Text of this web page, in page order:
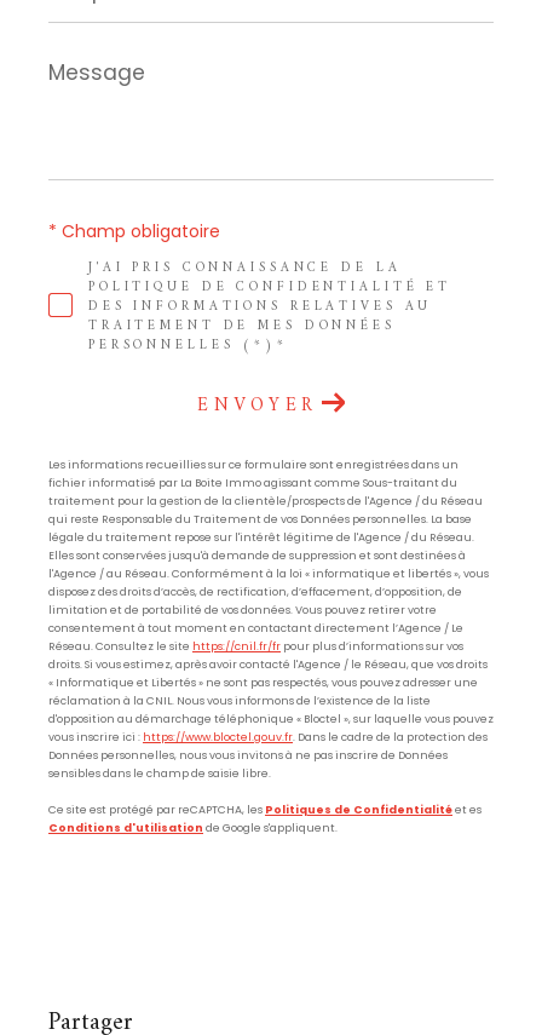
Message
*
J'AI PRIS CONNAISSANCE DE LA
POLITIQUE DE CONFIDENTIALITÉ ET
DES INFORMATIONS RELATIVES AU
TRAITEMENT DE MES DONNÉES
PERSONNELLES (*)*
* Champ obligatoire
ENVOYER
Les informations recueillies sur ce formulaire sont enregistrées dans un
fichier informatisé par La Boite Immo agissant comme Sous-traitant du
traitement pour la gestion de la clientèle/prospects de l'Agence / du Réseau
qui reste Responsable du Traitement de vos Données personnelles. La base
légale du traitement repose sur l'intérêt légitime de l'Agence / du Réseau.
Elles sont conservées jusqu'à demande de suppression et sont destinées à
l'Agence / au Réseau. Conformément à la loi « informatique et libertés », vous
disposez des droits d’accès, de rectification, d’effacement, d’opposition, de
limitation et de portabilité de vos données. Vous pouvez retirer votre
consentement à tout moment en contactant directement l’Agence / Le
Réseau. Consultez le site https://cnil.fr/fr pour plus d’informations sur vos
droits. Si vous estimez, après avoir contacté l'Agence / le Réseau, que vos droits
« Informatique et Libertés » ne sont pas respectés, vous pouvez adresser une
réclamation à la CNIL. Nous vous informons de l’existence de la liste
d'opposition au démarchage téléphonique « Bloctel », sur laquelle vous pouvez
vous inscrire ici : https://www.bloctel.gouv.fr. Dans le cadre de la protection des
Données personnelles, nous vous invitons à ne pas inscrire de Données
sensibles dans le champ de saisie libre.
Ce site est protégé par reCAPTCHA, les Politiques de Confidentialitéet es
Conditions d'utilisation de Google s'appliquent.
partager